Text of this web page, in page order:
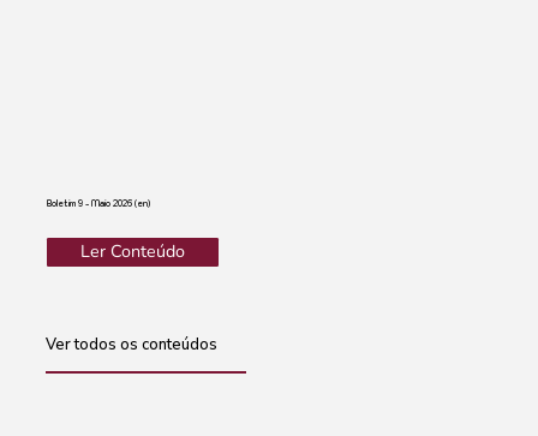
Boletim 9 - Maio 2026 (en)
Ler Conteúdo
Ver todos os conteúdos